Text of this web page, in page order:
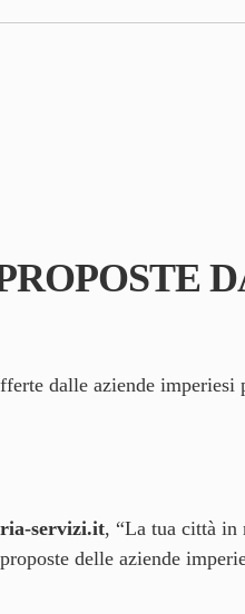
dalle aziende imperiesi
servizi.it, “La tua città in
delle aziende